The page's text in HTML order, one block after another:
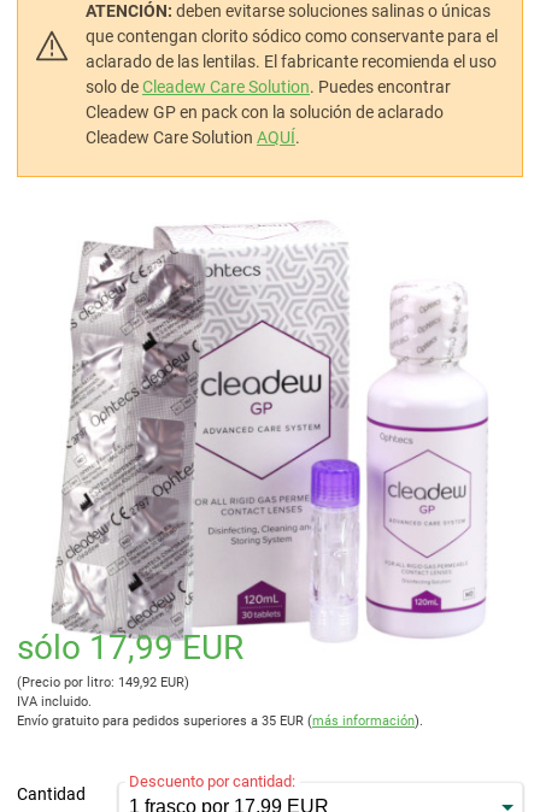
ATENCIÓN: deben evitarse soluciones salinas o únicas
que contengan clorito sódico como conservante para el
aclarado de las lentilas. El fabricante recomienda el uso
solo deCleadew Care Solution. Puedes encontrar
Cleadew GP en pack con la solución de aclarado
Cleadew Care Solution AQUÍ.
sólo 17,99 EUR
(Precio por litro: 149,92 EUR)
IVA incluido.
Envío gratuito para pedidos superiores a 35 EUR (más información).
Cantidad
Descuento por cantidad: